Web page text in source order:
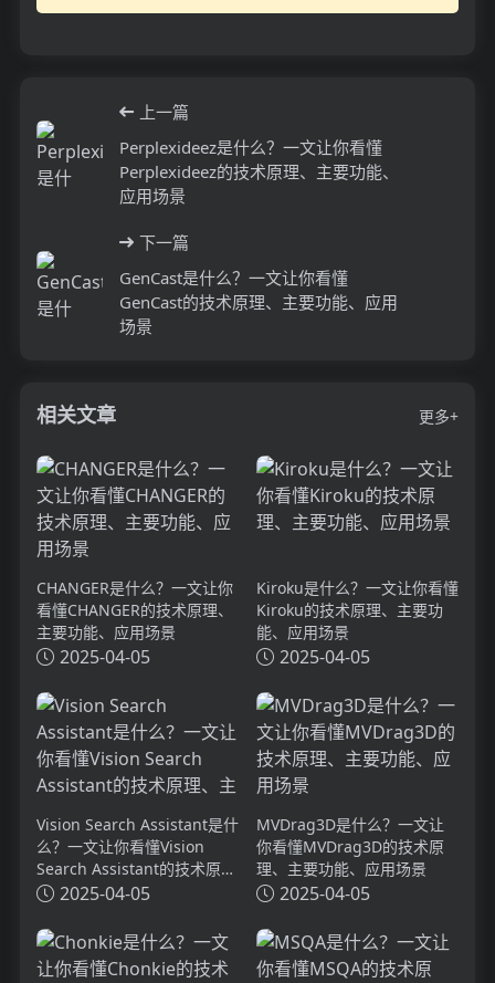
上一篇
Perplexideez是什么？一文让你看懂
Perplexideez的技术原理、主要功能、
应用场景
下一篇
GenCast是什么？一文让你看懂
GenCast的技术原理、主要功能、应用
场景
相关文章 更多+
CHANGER是什么？一文让你
看懂CHANGER的技术原理、
主要功能、应用场景
2025-04-05
Kiroku是什么？一文让你看懂
Kiroku的技术原理、主要功
能、应用场景
2025-04-05
Vision Search Assistant是什
么？一文让你看懂Vision
Search Assistant的技术原
理、主要功能、应用场景
2025-04-05
MVDrag3D是什么？一文让
你看懂MVDrag3D的技术原
理、主要功能、应用场景
2025-04-05